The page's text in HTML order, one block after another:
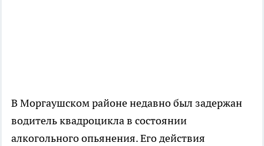
В Моргаушском районе недавно был задержан
водитель квадроцикла в состоянии
алкогольного опьянения. Его действия